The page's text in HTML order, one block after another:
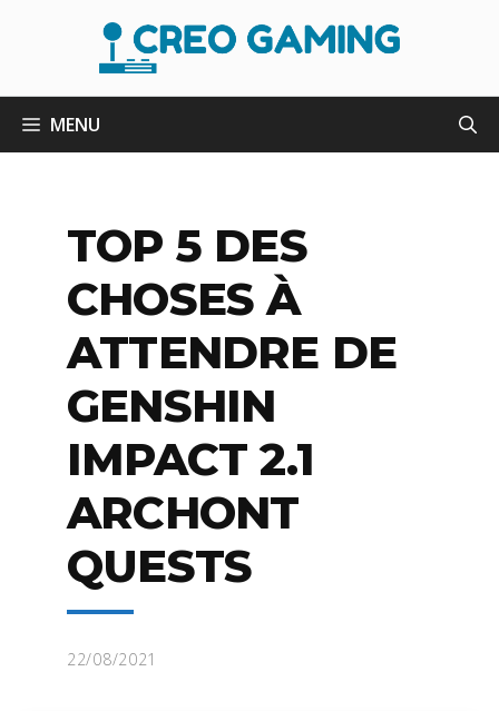
MENU
TOP 5 DES
CHOSES À
ATTENDRE DE
GENSHIN
IMPACT 2.1
ARCHONT
QUESTS
22/08/2021